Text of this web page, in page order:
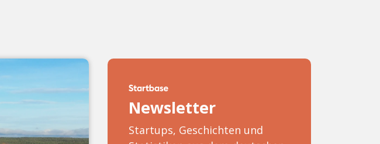
Newsletter
Startups, Geschichten und